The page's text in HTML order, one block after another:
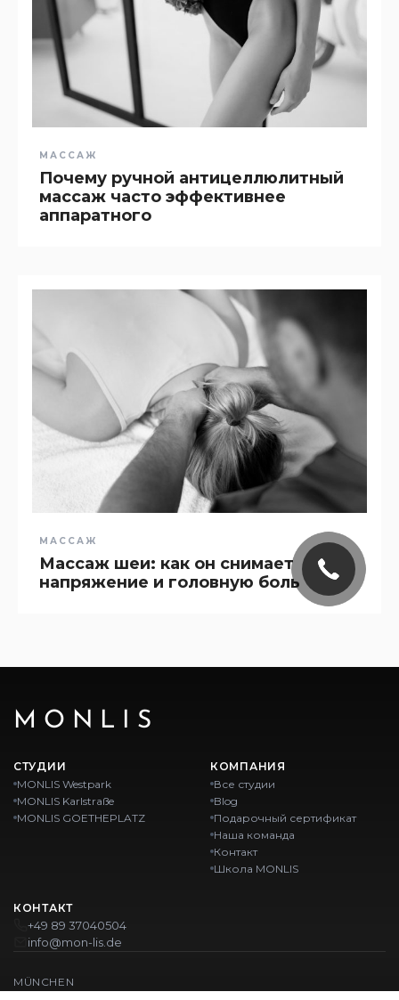
МАССАЖ
Почему ручной антицеллюлитный
массаж часто эффективнее
аппаратного
МАССАЖ
Массаж шеи: как он снимает
напряжение и головную боль
MONLIS
СТУДИИ
MONLIS Westpark
MONLIS Karlstraße
MONLIS GOETHEPLATZ
КОМПАНИЯ
Все студии
Blog
Подарочный сертификат
Наша команда
Контакт
Школа MONLIS
КОНТАКТ
+49 89 37040504
info@mon-lis.de
MÜNCHEN